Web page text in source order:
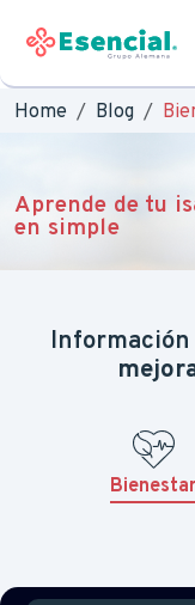
Home Blog
Aprende de tu
en simple
Bienestar